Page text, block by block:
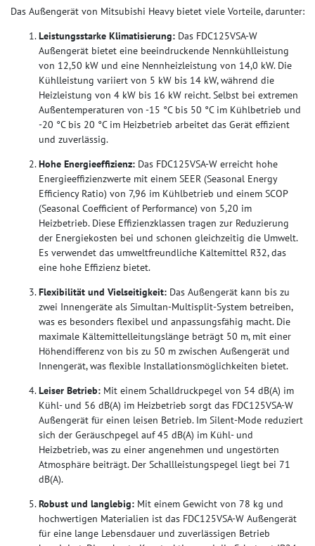
Das Außengerät von Mitsubishi Heavy bietet viele Vorteile, darunter:
Leistungsstarke Klimatisierung: Das FDC125VSA-W
Außengerät bietet eine beeindruckende Nennkühlleistung
von 12,50 kW und eine Nennheizleistung von 14,0 kW. Die
Kühlleistung variiert von 5 kW bis 14 kW, während die
Heizleistung von 4 kW bis 16 kW reicht. Selbst bei extremen
Außentemperaturen von -15 °C bis 50 °C im Kühlbetrieb und
-20 °C bis 20 °C im Heizbetrieb arbeitet das Gerät effizient
und zuverlässig.
Hohe Energieeffizienz: Das FDC125VSA-W erreicht hohe
Energieeffizienzwerte mit einem SEER (Seasonal Energy
Efficiency Ratio) von 7,96 im Kühlbetrieb und einem SCOP
(Seasonal Coefficient of Performance) von 5,20 im
Heizbetrieb. Diese Effizienzklassen tragen zur Reduzierung
der Energiekosten bei und schonen gleichzeitig die Umwelt.
Es verwendet das umweltfreundliche Kältemittel R32, das
eine hohe Effizienz bietet.
Flexibilität und Vielseitigkeit: Das Außengerät kann bis zu
zwei Innengeräte als Simultan-Multisplit-System betreiben,
was es besonders flexibel und anpassungsfähig macht. Die
maximale Kältemittelleitungslänge beträgt 50 m, mit einer
Höhendifferenz von bis zu 50 m zwischen Außengerät und
Innengerät, was flexible Installationsmöglichkeiten bietet.
Leiser Betrieb: Mit einem Schalldruckpegel von 54 dB(A) im
Kühl- und 56 dB(A) im Heizbetrieb sorgt das FDC125VSA-W
Außengerät für einen leisen Betrieb. Im Silent-Mode reduziert
sich der Geräuschpegel auf 45 dB(A) im Kühl- und
Heizbetrieb, was zu einer angenehmen und ungestörten
Atmosphäre beiträgt. Der Schallleistungspegel liegt bei 71
dB(A).
Robust und langlebig: Mit einem Gewicht von 78 kg und
hochwertigen Materialien ist das FDC125VSA-W Außengerät
für eine lange Lebensdauer und zuverlässigen Betrieb